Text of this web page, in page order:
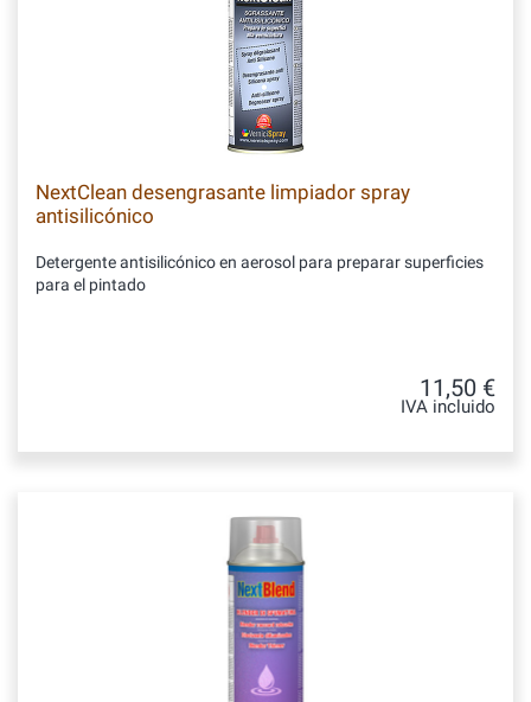
NextClean desengrasante limpiador spray
antisilicónico
Detergente antisilicónico en aerosol para preparar superficies
para el pintado
11,50 €
IVA incluido